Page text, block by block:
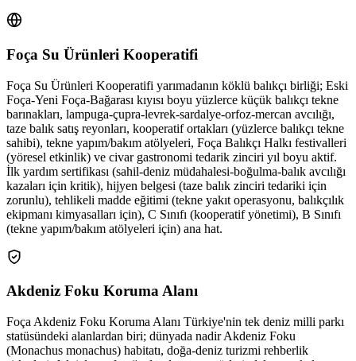
Foça Su Ürünleri Kooperatifi
Foça Su Ürünleri Kooperatifi yarımadanın köklü balıkçı birliği; Eski
Foça-Yeni Foça-Bağarası kıyısı boyu yüzlerce küçük balıkçı tekne
barınakları, lampuga-çupra-levrek-sardalye-orfoz-mercan avcılığı,
taze balık satış reyonları, kooperatif ortakları (yüzlerce balıkçı tekne
sahibi), tekne yapım/bakım atölyeleri, Foça Balıkçı Halkı festivalleri
(yöresel etkinlik) ve civar gastronomi tedarik zinciri yıl boyu aktif.
İlk yardım sertifikası (sahil-deniz müdahalesi-boğulma-balık avcılığı
kazaları için kritik), hijyen belgesi (taze balık zinciri tedariki için
zorunlu), tehlikeli madde eğitimi (tekne yakıt operasyonu, balıkçılık
ekipmanı kimyasalları için), C Sınıfı (kooperatif yönetimi), B Sınıfı
(tekne yapım/bakım atölyeleri için) ana hat.
Akdeniz Foku Koruma Alanı
Foça Akdeniz Foku Koruma Alanı Türkiye'nin tek deniz milli parkı
statüsündeki alanlardan biri; dünyada nadir Akdeniz Foku
(Monachus monachus) habitatı, doğa-deniz turizmi rehberlik